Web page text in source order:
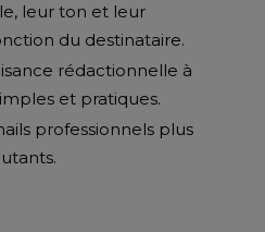
leur ton et leur
du destinataire.
rédactionnelle à
et pratiques.
professionnels plus